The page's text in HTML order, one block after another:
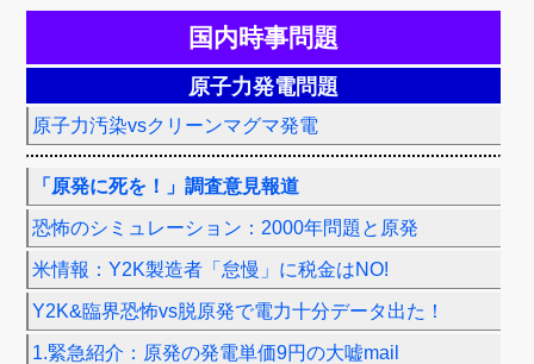
国内時事問題
原子力発電問題
原子力汚染vsクリーンマグマ発電
「原発に死を！」調査意見報道
恐怖のシミュレーション：2000年問題と原発
米情報：Y2K製造者「怠慢」に税金はNO!
Y2K&臨界恐怖vs脱原発で電力十分データ出た！
1.緊急紹介：原発の発電単価9円の大嘘mail